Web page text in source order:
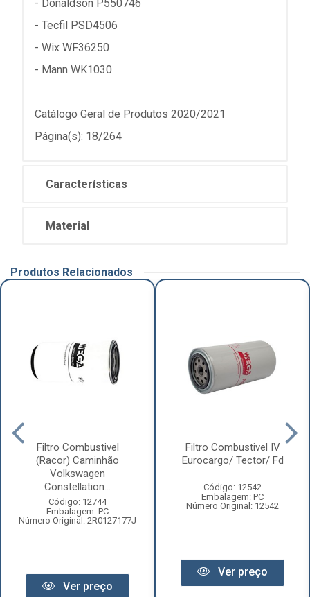
- Donaldson P550746
- Tecfil PSD4506
- Wix WF36250
- Mann WK1030
Catálogo Geral de Produtos 2020/2021
Página(s): 18/264
Características
Material
Produtos Relacionados
Filtro Combustivel
(Racor) Caminhão
Volkswagen
Constellation...
Código: 12744
Embalagem: PC
Número Original: 2R0127177J
Ver preço
Filtro Combustivel IV
Eurocargo/ Tector/ Fd
Código: 12542
Embalagem: PC
Número Original: 12542
Ver preço